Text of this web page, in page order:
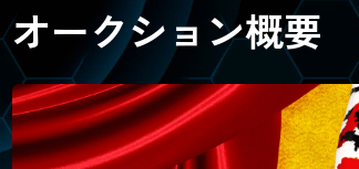
オークション概要